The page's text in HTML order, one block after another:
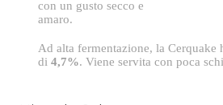
con un gusto secco e
amaro.
Ad alta fermentazione, la Cerquake
di 4,7%. Viene servita con poca